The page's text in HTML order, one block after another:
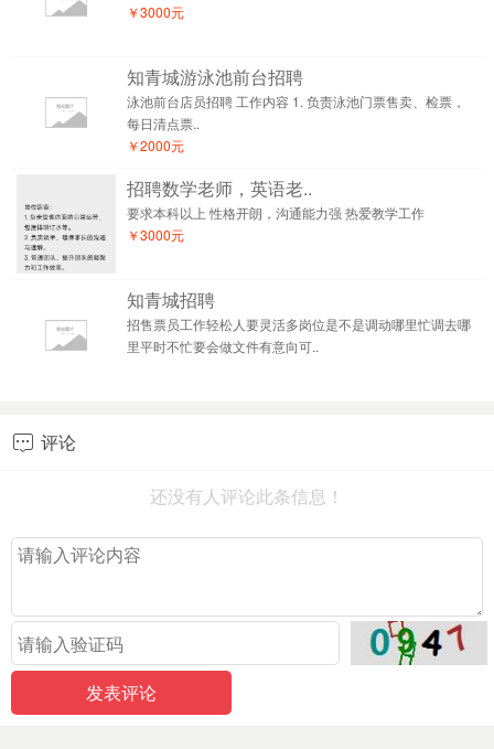
￥3000元
知青城游泳池前台招聘
泳池前台店员招聘 工作内容 1. 负责泳池门票售卖、检票，
每日清点票..
￥2000元
招聘数学老师，英语老..
要求本科以上 性格开朗，沟通能力强 热爱教学工作
￥3000元
知青城招聘
招售票员工作轻松人要灵活多岗位是不是调动哪里忙调去哪
里平时不忙要会做文件有意向可..
 评论
还没有人评论此条信息！